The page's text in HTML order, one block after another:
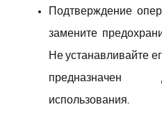
Подтверждение
замените
Не устанавливайте
предназначен
использования.